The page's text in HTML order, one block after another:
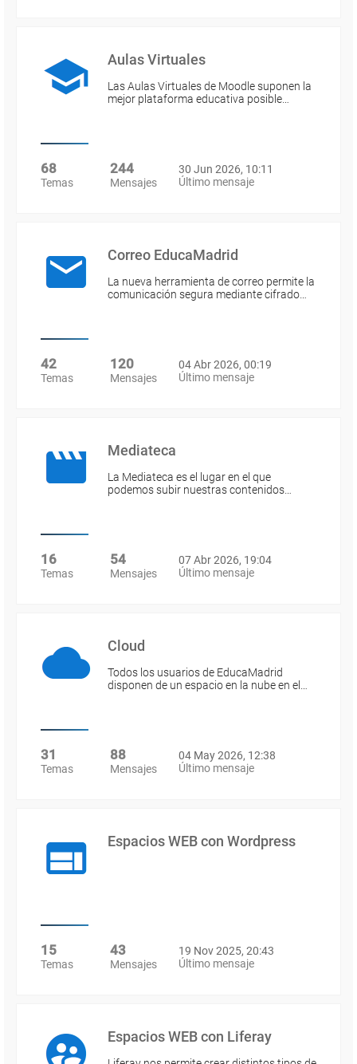
Aulas Virtuales
Las Aulas Virtuales de Moodle suponen la
mejor plataforma educativa posible…
68
Temas
244
Mensajes
30 Jun 2026, 10:11
Último mensaje
Correo EducaMadrid
La nueva herramienta de correo permite la
comunicación segura mediante cifrado…
42
Temas
120
Mensajes
04 Abr 2026, 00:19
Último mensaje
Mediateca
La Mediateca es el lugar en el que
podemos subir nuestras contenidos…
16
Temas
54
Mensajes
07 Abr 2026, 19:04
Último mensaje
Cloud
Todos los usuarios de EducaMadrid
disponen de un espacio en la nube en el…
31
Temas
88
Mensajes
04 May 2026, 12:38
Último mensaje
Espacios WEB con Wordpress
15
Temas
43
Mensajes
19 Nov 2025, 20:43
Último mensaje
Espacios WEB con Liferay